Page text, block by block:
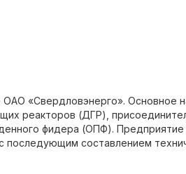
«Свердловэнерго». Основное
реакторов (ДГР),
фидера (ОПФ). Предприятие
составлением